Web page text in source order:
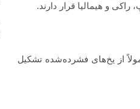
و هیمالیا قرار دارند.
از یخ‌های فشرده‌شده تشکیل